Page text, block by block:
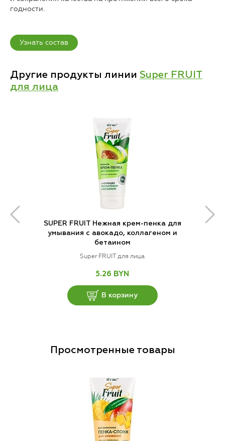
годности.
Узнать состав
Другие продукты линии Super FRUIT
для лица
SUPER FRUIT Нежная крем-пенка для
умывания с авокадо, коллагеном и
бетаином
Super FRUIT для лица
5.26 BYN
В корзину
Просмотренные товары